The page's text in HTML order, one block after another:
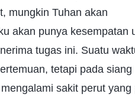
mungkin Tuhan akan
akan punya kesempatan
tugas ini. Suatu
tetapi pada siang
sakit perut yang